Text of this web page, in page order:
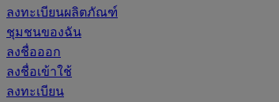
ลงทะเบียนผลิตภัณฑ์
ชุมชนของฉัน
ลงชื่อออก
ลงชื่อเข้าใช้
ลงทะเบียน